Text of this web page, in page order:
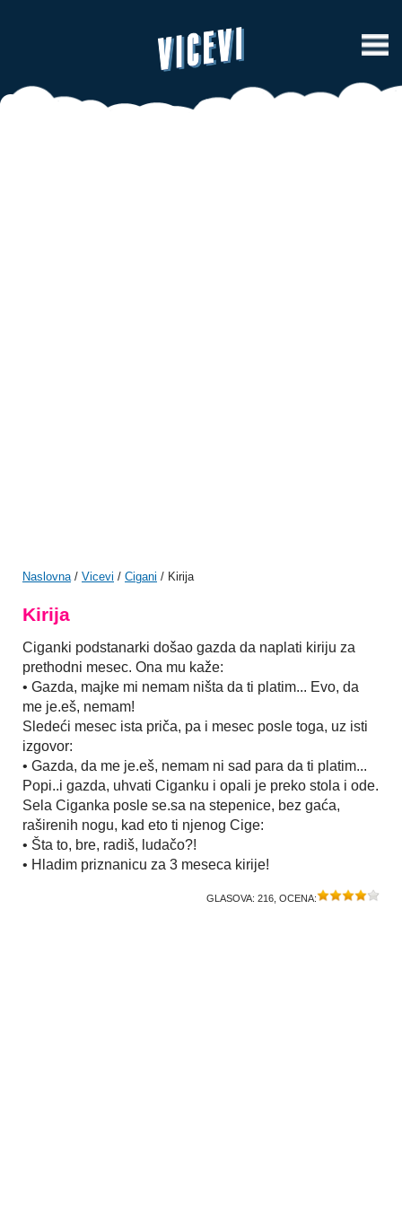
Naslovna/ Vicevi / Cigani / Kirija
Kirija
Ciganki podstanarki došao gazda da naplati kiriju za
prethodni mesec. Ona mu kaže:
• Gazda, majke mi nemam ništa da ti platim... Evo, da
me je.eš, nemam!
Sledeći mesec ista priča, pa i mesec posle toga, uz isti
izgovor:
• Gazda, da me je.eš, nemam ni sad para da ti platim...
Popi..i gazda, uhvati Ciganku i opali je preko stola i ode.
Sela Ciganka posle se.sa na stepenice, bez gaća,
raširenih nogu, kad eto ti njenog Cige:
• Šta to, bre, radiš, ludačo?!
• Hladim priznanicu za 3 meseca kirije!
GLASOVA: 216 , OCENA: